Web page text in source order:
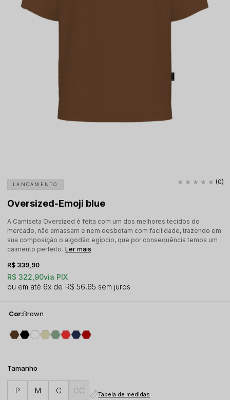
LANÇAMENTO
Oversized-Emoji blue
A Camiseta Oversized é feita com um dos melhores tecidos do
mercado, não amassam e nem desbotam com facilidade, trazendo em
sua composição o algodão egípcio, que por consequência temos um
caimento perfeito. Ler mais
(0)
R$ 322,90via PIX
R$ 339,90
6x R$ 56,65 sem juros
Cor:Brown
Tamanho
P M G GG Tabela de medidas